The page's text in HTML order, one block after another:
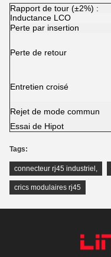
Rapport de tour (±2%) :
Inductance LCO
Perte par insertion
Perte de retour
Entretien croisé
Rejet de mode commun
Essai de Hipot
Tags:
connecteur rj45 industriel ,
crics modulaires rj45